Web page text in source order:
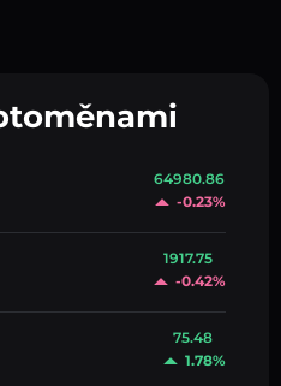
64980.86
-0.23%
1917.75
-0.42%
75.48
1.78%